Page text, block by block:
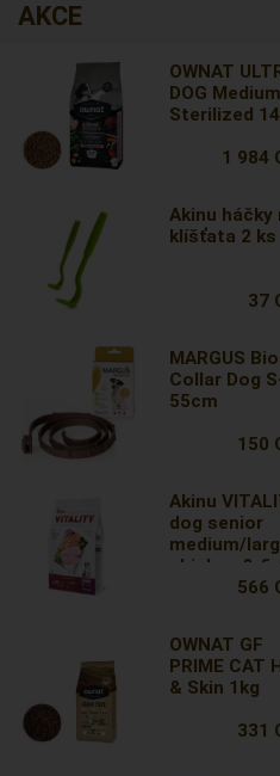
AKCE
OWNAT
DOG Medium
Sterilized
1 984
Akinu háčky
klíšťata 2 ks
37
MARGUS
Collar Dog
55cm
150
Akinu
dog senior
medium/
chicken &
566
OWNAT GF
PRIME CAT
& Skin 1kg
331